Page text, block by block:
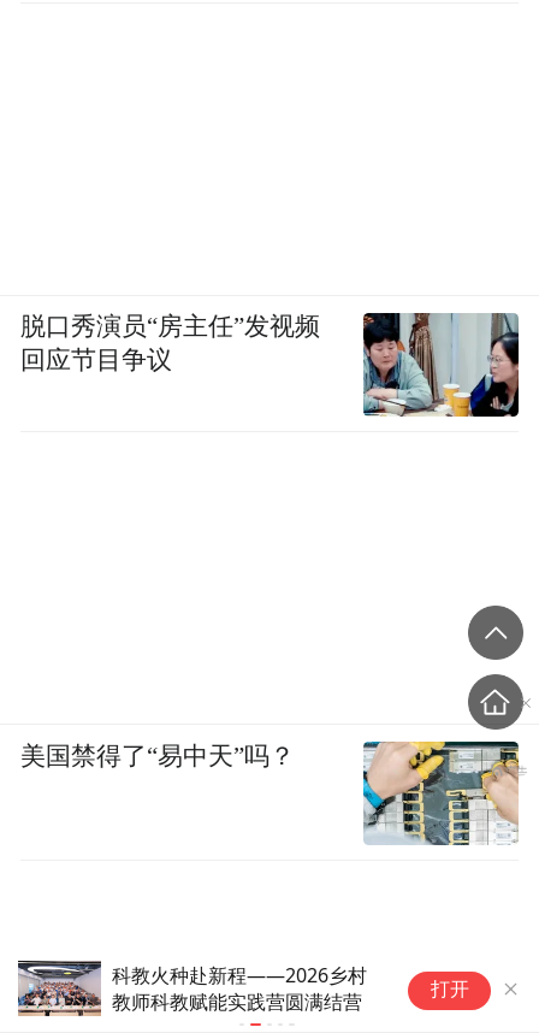
科教火种赴新程——2026乡村
教师科教赋能实践营圆满结营
打开
脱口秀演员“房主任”发视频
回应节目争议
美国禁得了“易中天”吗？